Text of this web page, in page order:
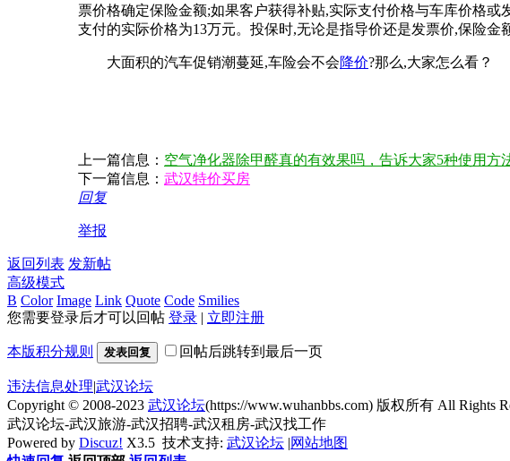
票价格确定保险金额;如果客户获得补贴,实际支付价格与车库价格
支付的实际价格为13万元。投保时,无论是指导价还是发票价,保险
大面积的汽车促销潮蔓延,车险会不会降价?那么,大家怎么看？
上一篇信息： 空气净化器除甲醛真的有效果吗，告诉大家5种使用方
下一篇信息： 武汉特价买房
回复
举报
返回列表 发新帖
高级模式
B Color Image Link Quote Code Smilies
您需要登录后才可以回帖 登录 | 立即注册
本版积分规则 发表回复 回帖后跳转到最后一页
违法信息处理|武汉论坛
Copyright © 2008-2023 武汉论坛(https://www.wuhanbbs.com) 版权所有 All Rights
武汉论坛-武汉旅游-武汉招聘-武汉租房-武汉找工作
Powered by Discuz! X3.5 技术支持: 武汉论坛 |网站地图